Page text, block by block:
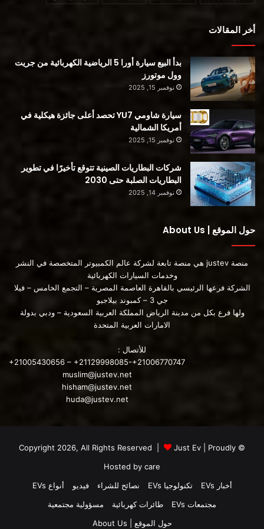
ليقولوه عن Star Concept وبعض تقنياتها التي ستكون موجودة في
قال إنه الأفضل (آسف السيد فارلي):
مع دخول لينكولن الفصل التالي في انتقالنا إلى مستقبل خالٍ من
الانبعاثات ، فإن لينكولن ستار الاختبارية ستقود الطريق لمجموعة
سياراتنا الكهربائية بالكامل. إنه مثال ممتاز على كيفية إعادة تعريف
الفخامة للجيل القادم حيث نعمل على تحويل السيارة إلى مساحة
ثالثة – مكان ملاذ حقيقي – لعملائنا.
أفضل بطاقة تقرير صانعة للسيارات منذ 21 عامًا. وفقًا لشركة صناعة
السيارات الأمريكية ، فإنها تتطلع إلى بناء هذا الزخم وتتوقع أن تحقق
أخبر مصدر مطلع على هذه المسألة Electrek أن اثنتين من أربع
سيارات كهربائية مخططة من لينكولن ستصل في غضون أشهر من
أخر المقالات
بدأ البيع سيارة أورا 5 الرياضية الكهربائية من جريت
وول موتورز
نوفمبر 15, 2025
سيارة شاومي YU7 تحصد أعلى جائزة هيكلية في
أمريكا الشمالية
نوفمبر 15, 2025
شركات البطاريات الصينية تتوقع تأخيرًا في تطوير
البطاريات الصلبة حتى 2030
نوفمبر 14, 2025
حول الموقع | About Us
منصة justev هي منصة تابعة لشركة عالم الكمبيوتر المتخصصة في النشر
وخدمات السيارات الكهربائية
الشركة فرعها الرئيسي بالقاهرة العاصمة المصرية – التجمع الخامس – فيلا
جي 3 – كمبوند بيلاجيو
ولها فرع بكل من مدينة الرياض المملكة العربية السعودية – ودبي بدولة
الامارات العربية المتحدة
للأتصال :
+21005430656 – +21129998085-+21006770747
muslim@justev.net
hisham@justev.net
huda@justev.net
© Copyright 2026, All Rights Reserved |
Just Ev | Proudly
Hosted by care
أخبار EVs
تكنولوجيا EVs نصائح للشراء فيديو
أنواع EVs
مجتمعات EVs
طائرات كهربائية
مسؤولية مجتمعية
حول الموقع | About Us